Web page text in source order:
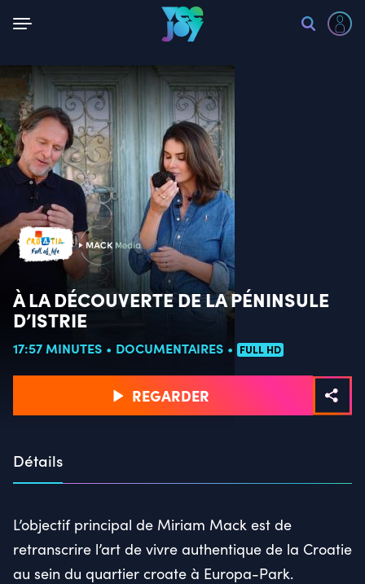
À LA DÉCOUVERTE DE LA PÉNINSULE
D’ISTRIE
17:57 MINUTES DOCUMENTAIRES FULL HD
REGARDER
Détails
L’objectif principal de Miriam Mack est de
retranscrire l’art de vivre authentique de la Croatie
au sein du quartier croate à Europa-Park.